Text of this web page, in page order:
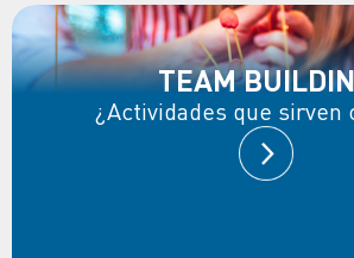
TEAM
¿Actividades que sirven